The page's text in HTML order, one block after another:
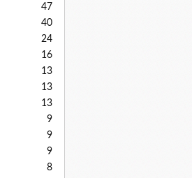
47
40
24
16
13
13
13
9
9
9
8